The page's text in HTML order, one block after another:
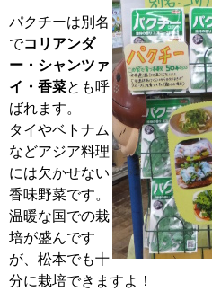
パクチーは別名
でコリアンダ
ー・シャンツァ
イ・香菜とも呼
ばれます。
タイやベトナム
などアジア料理
には欠かせない
香味野菜です。
温暖な国での栽
培が盛んです
が、松本でも十
分に栽培できますよ！